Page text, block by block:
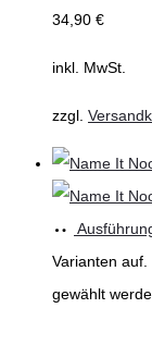
34,90 €
inkl. MwSt.
zzgl.
Varianten
gewählt